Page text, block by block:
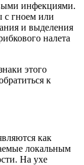
инфекциями.
с гноем или
и выделения
налета
этого
к
как
локальным
На ухе